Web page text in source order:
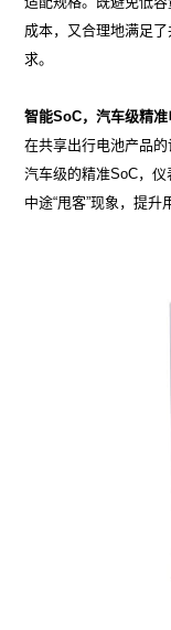
成本，又合理地满足
求。
智能SoC，汽车级精
在共享出行电池产品
汽车级的精准SoC，
中途“甩客”现象，提升